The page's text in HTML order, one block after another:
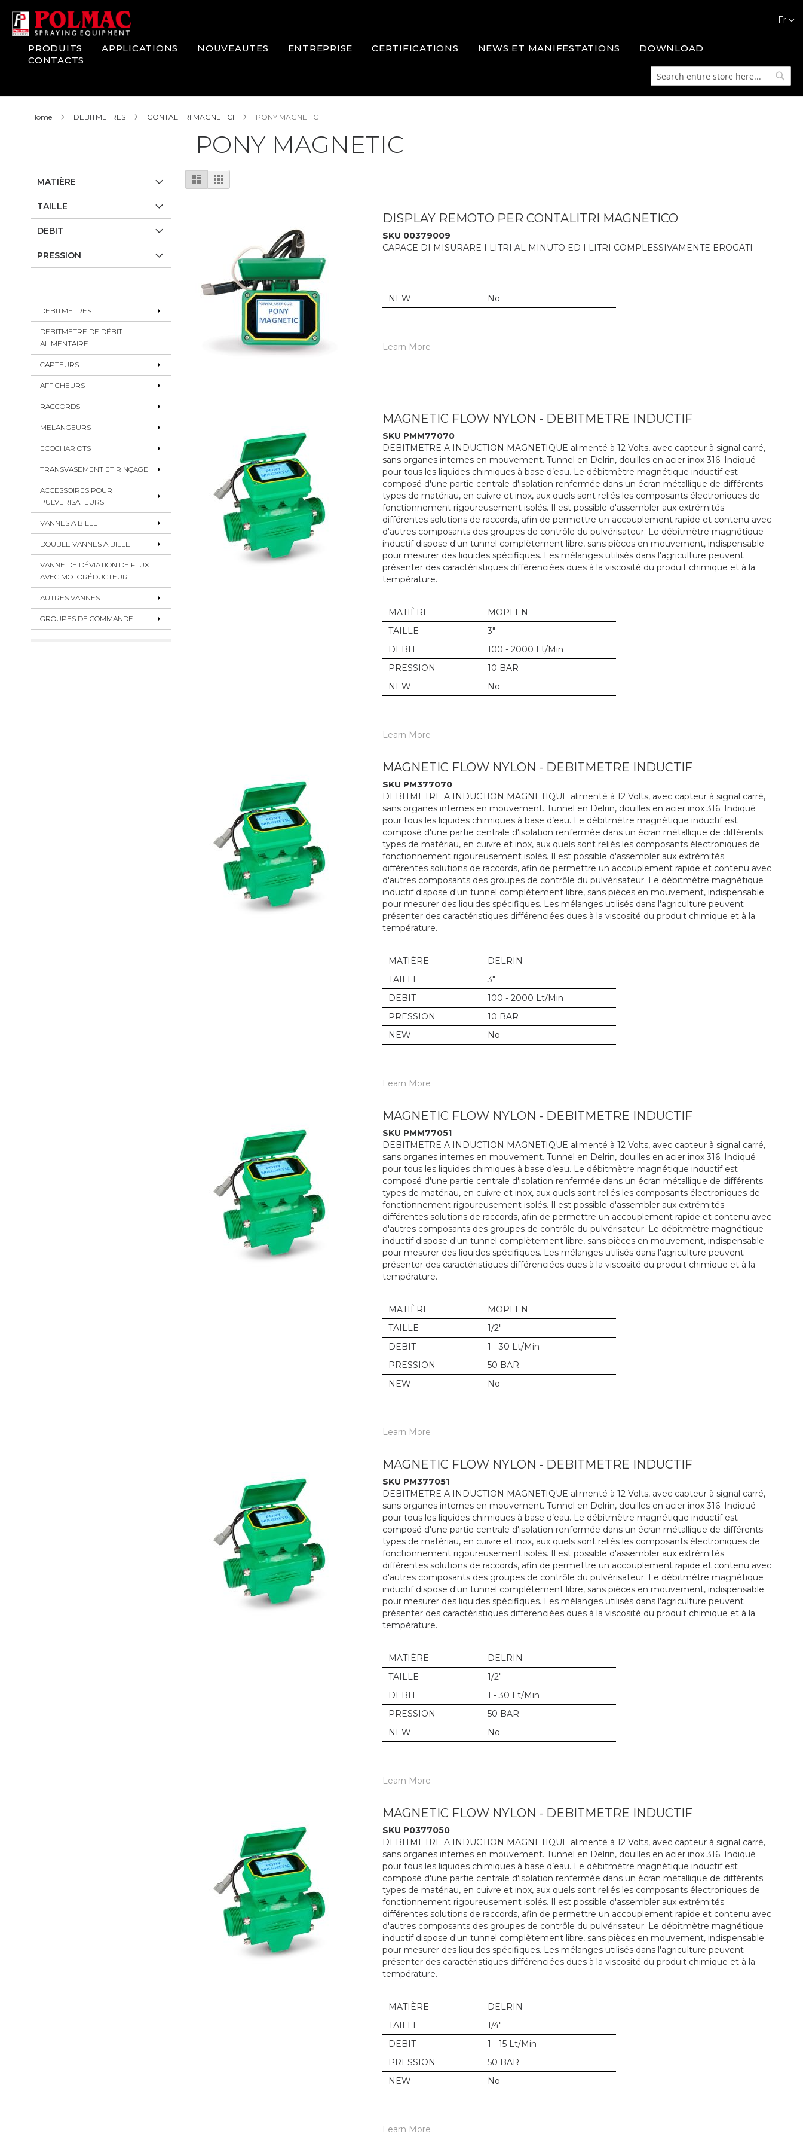
Skip
to
Content
Fr
PRODUITS APPLICATIONS NOUVEAUTES ENTREPRISE CERTIFICATIONS NEWS ET MANIFESTATIONS
DOWNLOAD
CONTACTS
Search
Home DEBITMETRES CONTALITRI MAGNETICI PONY MAGNETIC
PONY MAGNETIC
View
as
List Grid
DISPLAY REMOTO PER CONTALITRI MAGNETICO
SKU 00379009
CAPACE DI MISURARE I LITRI AL MINUTO ED I LITRI COMPLESSIVAMENTE EROGATI
NEW No
Learn More
MAGNETIC FLOW NYLON - DEBITMETRE INDUCTIF
SKU PMM77070
DEBITMETRE A INDUCTION MAGNETIQUE alimenté à 12 Volts, avec capteur à signal carré,
sans organes internes en mouvement. Tunnel en Delrin, douilles en acier inox 316. Indiqué
pour tous les liquides chimiques à base d’eau. Le débitmètre magnétique inductif est
composé d'une partie centrale d'isolation renfermée dans un écran métallique de différents
types de matériau, en cuivre et inox, aux quels sont reliés les composants électroniques de
fonctionnement rigoureusement isolés. Il est possible d'assembler aux extrémités
différentes solutions de raccords, afin de permettre un accouplement rapide et contenu avec
d'autres composants des groupes de contrôle du pulvérisateur. Le débitmètre magnétique
inductif dispose d'un tunnel complètement libre, sans pièces en mouvement, indispensable
pour mesurer des liquides spécifiques. Les mélanges utilisés dans l'agriculture peuvent
présenter des caractéristiques différenciées dues à la viscosité du produit chimique et à la
température.
MATIÈRE
MOPLEN
TAILLE
3"
DEBIT
100 - 2000 Lt/Min
PRESSION
10 BAR
NEW
No
Learn More
MAGNETIC FLOW NYLON - DEBITMETRE INDUCTIF
SKU PM377070
DEBITMETRE A INDUCTION MAGNETIQUE alimenté à 12 Volts, avec capteur à signal carré,
sans organes internes en mouvement. Tunnel en Delrin, douilles en acier inox 316. Indiqué
pour tous les liquides chimiques à base d’eau. Le débitmètre magnétique inductif est
composé d'une partie centrale d'isolation renfermée dans un écran métallique de différents
types de matériau, en cuivre et inox, aux quels sont reliés les composants électroniques de
fonctionnement rigoureusement isolés. Il est possible d'assembler aux extrémités
différentes solutions de raccords, afin de permettre un accouplement rapide et contenu avec
d'autres composants des groupes de contrôle du pulvérisateur. Le débitmètre magnétique
inductif dispose d'un tunnel complètement libre, sans pièces en mouvement, indispensable
pour mesurer des liquides spécifiques. Les mélanges utilisés dans l'agriculture peuvent
présenter des caractéristiques différenciées dues à la viscosité du produit chimique et à la
température.
MATIÈRE
DELRIN
TAILLE
3"
DEBIT
100 - 2000 Lt/Min
PRESSION
10 BAR
NEW
No
Learn More
MAGNETIC FLOW NYLON - DEBITMETRE INDUCTIF
SKU PMM77051
DEBITMETRE A INDUCTION MAGNETIQUE alimenté à 12 Volts, avec capteur à signal carré,
sans organes internes en mouvement. Tunnel en Delrin, douilles en acier inox 316. Indiqué
pour tous les liquides chimiques à base d’eau. Le débitmètre magnétique inductif est
composé d'une partie centrale d'isolation renfermée dans un écran métallique de différents
types de matériau, en cuivre et inox, aux quels sont reliés les composants électroniques de
fonctionnement rigoureusement isolés. Il est possible d'assembler aux extrémités
différentes solutions de raccords, afin de permettre un accouplement rapide et contenu avec
d'autres composants des groupes de contrôle du pulvérisateur. Le débitmètre magnétique
inductif dispose d'un tunnel complètement libre, sans pièces en mouvement, indispensable
pour mesurer des liquides spécifiques. Les mélanges utilisés dans l'agriculture peuvent
présenter des caractéristiques différenciées dues à la viscosité du produit chimique et à la
température.
MATIÈRE
MOPLEN
TAILLE
1/2"
DEBIT
1 - 30 Lt/Min
PRESSION
50 BAR
NEW
No
Learn More
MAGNETIC FLOW NYLON - DEBITMETRE INDUCTIF
SKU PM377051
DEBITMETRE A INDUCTION MAGNETIQUE alimenté à 12 Volts, avec capteur à signal carré,
sans organes internes en mouvement. Tunnel en Delrin, douilles en acier inox 316. Indiqué
pour tous les liquides chimiques à base d’eau. Le débitmètre magnétique inductif est
composé d'une partie centrale d'isolation renfermée dans un écran métallique de différents
types de matériau, en cuivre et inox, aux quels sont reliés les composants électroniques de
fonctionnement rigoureusement isolés. Il est possible d'assembler aux extrémités
différentes solutions de raccords, afin de permettre un accouplement rapide et contenu avec
d'autres composants des groupes de contrôle du pulvérisateur. Le débitmètre magnétique
inductif dispose d'un tunnel complètement libre, sans pièces en mouvement, indispensable
pour mesurer des liquides spécifiques. Les mélanges utilisés dans l'agriculture peuvent
présenter des caractéristiques différenciées dues à la viscosité du produit chimique et à la
température.
MATIÈRE
DELRIN
TAILLE
1/2"
DEBIT
1 - 30 Lt/Min
PRESSION
50 BAR
NEW
No
Learn More
MAGNETIC FLOW NYLON - DEBITMETRE INDUCTIF
SKU P0377050
DEBITMETRE A INDUCTION MAGNETIQUE alimenté à 12 Volts, avec capteur à signal carré,
sans organes internes en mouvement. Tunnel en Delrin, douilles en acier inox 316. Indiqué
pour tous les liquides chimiques à base d’eau. Le débitmètre magnétique inductif est
composé d'une partie centrale d'isolation renfermée dans un écran métallique de différents
types de matériau, en cuivre et inox, aux quels sont reliés les composants électroniques de
fonctionnement rigoureusement isolés. Il est possible d'assembler aux extrémités
différentes solutions de raccords, afin de permettre un accouplement rapide et contenu avec
d'autres composants des groupes de contrôle du pulvérisateur. Le débitmètre magnétique
inductif dispose d'un tunnel complètement libre, sans pièces en mouvement, indispensable
pour mesurer des liquides spécifiques. Les mélanges utilisés dans l'agriculture peuvent
présenter des caractéristiques différenciées dues à la viscosité du produit chimique et à la
température.
MATIÈRE
DELRIN
TAILLE
1/4"
DEBIT
1 - 15 Lt/Min
PRESSION
50 BAR
NEW
No
Learn More
MATIÈRE
TAILLE
DEBIT
PRESSION
DEBITMETRES
DEBITMETRE DE DÉBIT
ALIMENTAIRE
CAPTEURS
AFFICHEURS
RACCORDS
MELANGEURS
ECOCHARIOTS
TRANSVASEMENT ET RINÇAGE
ACCESSOIRES POUR
PULVERISATEURS
VANNES A BILLE
DOUBLE VANNES À BILLE
VANNE DE DÉVIATION DE FLUX
AVEC MOTORÉDUCTEUR
AUTRES VANNES
GROUPES DE COMMANDE